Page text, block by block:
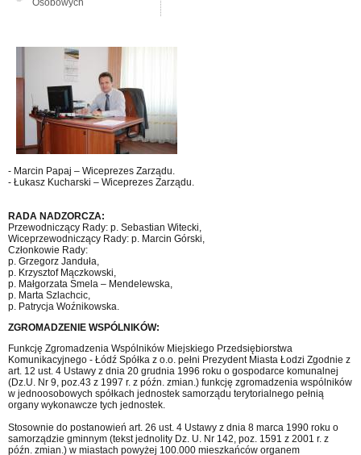
Osobowych
- Marcin Papaj – Wiceprezes Zarządu.
- Łukasz Kucharski – Wiceprezes Zarządu.
RADA NADZORCZA:
Przewodniczący Rady: p. Sebastian Witecki,
Wiceprzewodniczący Rady: p. Marcin Górski,
Członkowie Rady:
p. Grzegorz Janduła,
p. Krzysztof Mączkowski,
p. Małgorzata Smela – Mendelewska,
p. Marta Szlachcic,
p. Patrycja Woźnikowska.
ZGROMADZENIE WSPÓLNIKÓW:
Funkcję Zgromadzenia Wspólników Miejskiego Przedsiębiorstwa
Komunikacyjnego - Łódź Spółka z o.o. pełni Prezydent Miasta Łodzi Zgodnie z
art. 12 ust. 4 Ustawy z dnia 20 grudnia 1996 roku o gospodarce komunalnej
(Dz.U. Nr 9, poz.43 z 1997 r. z późn. zmian.) funkcję zgromadzenia wspólników
w jednoosobowych spółkach jednostek samorządu terytorialnego pełnią
organy wykonawcze tych jednostek.
Stosownie do postanowień art. 26 ust. 4 Ustawy z dnia 8 marca 1990 roku o
samorządzie gminnym (tekst jednolity Dz. U. Nr 142, poz. 1591 z 2001 r. z
późn. zmian.) w miastach powyżej 100.000 mieszkańców organem